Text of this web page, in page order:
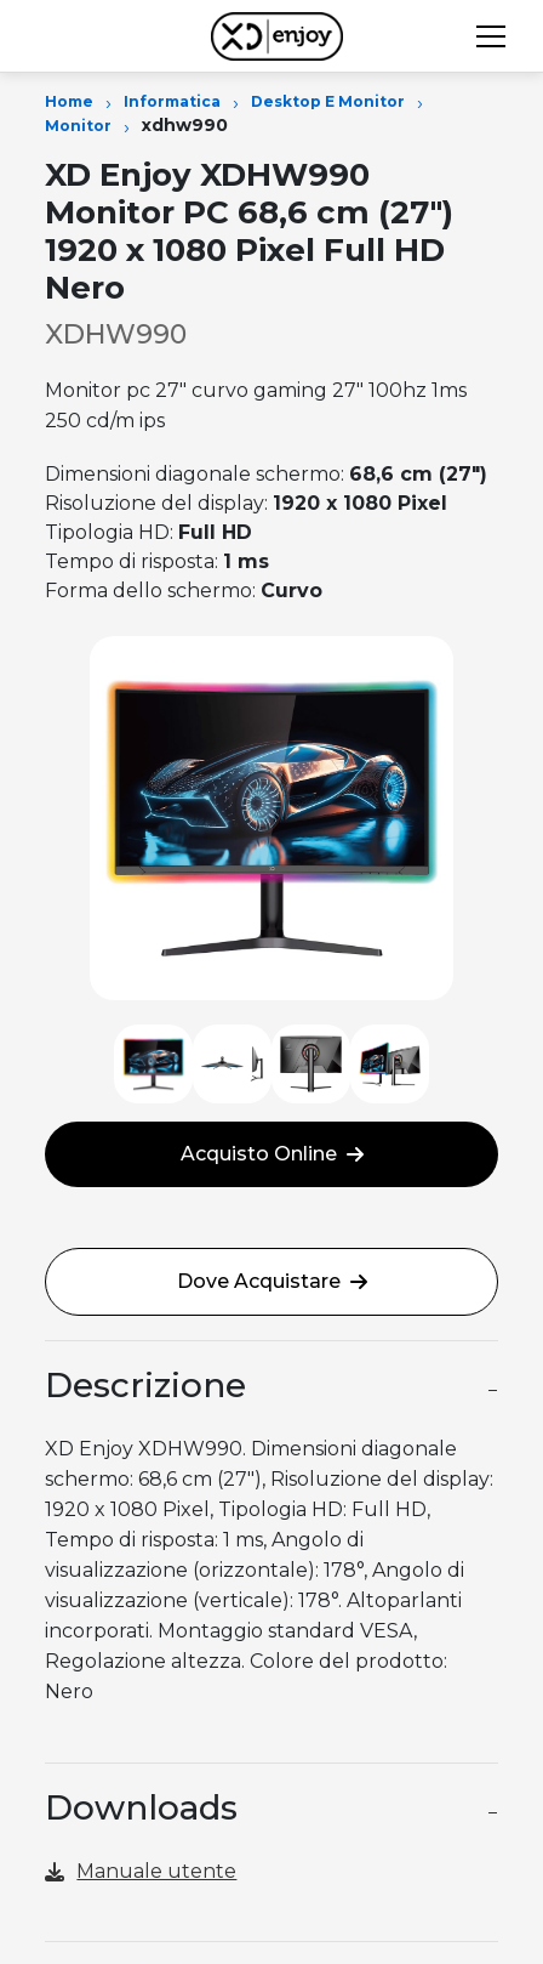
Home › Informatica › Desktop E Monitor ›
Monitor › xdhw990
XD Enjoy XDHW990
Monitor PC 68,6 cm (27")
1920 x 1080 Pixel Full HD
Nero
XDHW990
Monitor pc 27" curvo gaming 27" 100hz 1ms
250 cd/m ips
Dimensioni diagonale schermo: 68,6 cm (27")
Risoluzione del display: 1920 x 1080 Pixel
Tipologia HD: Full HD
Tempo di risposta: 1 ms
Forma dello schermo: Curvo
Acquisto Online
Dove Acquistare
Descrizione −
XD Enjoy XDHW990. Dimensioni diagonale
schermo: 68,6 cm (27"), Risoluzione del display:
1920 x 1080 Pixel, Tipologia HD: Full HD,
Tempo di risposta: 1 ms, Angolo di
visualizzazione (orizzontale): 178°, Angolo di
visualizzazione (verticale): 178°. Altoparlanti
incorporati. Montaggio standard VESA,
Regolazione altezza. Colore del prodotto:
Nero
Downloads −
Manuale utente